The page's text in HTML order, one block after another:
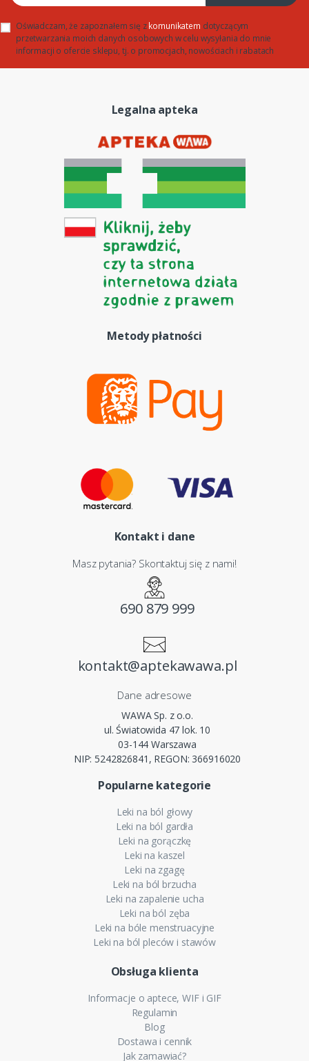
Oświadczam, że zapoznałem się zkomunikatem dotyczącym
przetwarzania moich danych osobowych w celu wysyłania do mnie
informacji o ofercie sklepu, tj. o promocjach, nowościach i rabatach
Legalna apteka
Metody płatności
Kontakt i dane
Masz pytania? Skontaktuj się z nami!
690 879 999
kontakt@aptekawawa.pl
Dane adresowe
WAWA Sp. z o.o.
ul. Światowida 47 lok. 10
03-144 Warszawa
NIP: 5242826841, REGON: 366916020
Popularne kategorie
Leki na ból głowy
Leki na ból gardła
Leki na gorączkę
Leki na kaszel
Leki na zgagę
Leki na ból brzucha
Leki na zapalenie ucha
Leki na ból zęba
Leki na bóle menstruacyjne
Leki na ból pleców i stawów
Obsługa klienta
Informacje o aptece, WIF i GIF
Regulamin
Blog
Dostawa i cennik
Jak zamawiać?